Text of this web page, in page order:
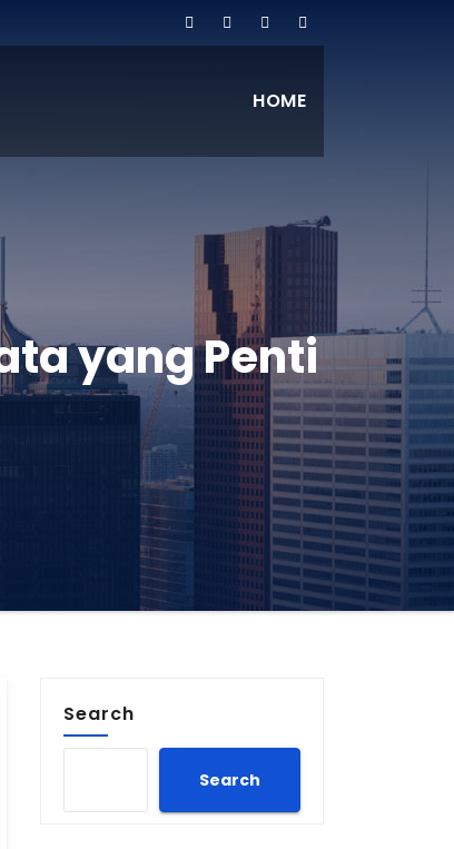
HOME
yang Penti
Search
Search